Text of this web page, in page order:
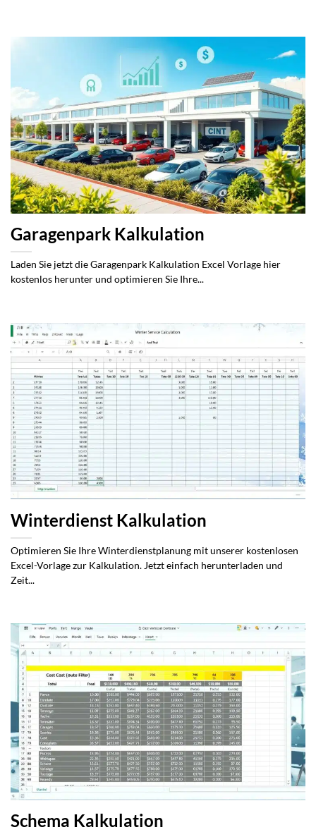
Garagenpark Kalkulation
Laden Sie jetzt die Garagenpark Kalkulation Excel Vorlage hier
kostenlos herunter und optimieren Sie Ihre...
Winterdienst Kalkulation
Optimieren Sie Ihre Winterdienstplanung mit unserer kostenlosen
Excel-Vorlage zur Kalkulation. Jetzt einfach herunterladen und
Zeit...
Schema Kalkulation